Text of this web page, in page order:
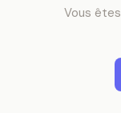
Vous êtes